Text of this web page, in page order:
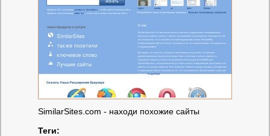
SimilarSites.com - находи похожие сайты
Теги: